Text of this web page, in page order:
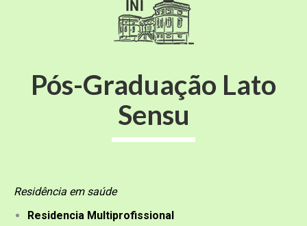
Pós-Graduação Lato
Sensu
Residência em saúde
Residencia Multiprofissional